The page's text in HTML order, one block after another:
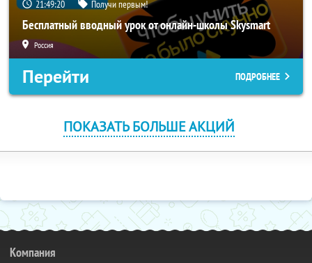
21:49:19 Получи первым!
Бесплатный вводный урок от онлайн-школы Skysmart
Россия
Перейти ПОДРОБНЕЕ
ПОКАЗАТЬ БОЛЬШЕ АКЦИЙ
Компания